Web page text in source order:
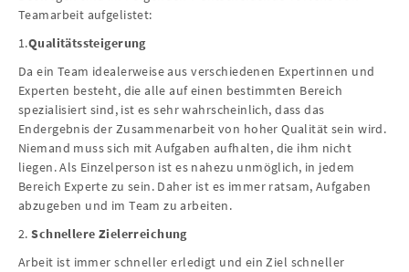
Teamarbeit aufgelistet:
1.Qualitätssteigerung
Da ein Team idealerweise aus verschiedenen Expertinnen und
Experten besteht, die alle auf einen bestimmten Bereich
spezialisiert sind, ist es sehr wahrscheinlich, dass das
Endergebnis der Zusammenarbeit von hoher Qualität sein wird.
Niemand muss sich mit Aufgaben aufhalten, die ihm nicht
liegen. Als Einzelperson ist es nahezu unmöglich, in jedem
Bereich Experte zu sein. Daher ist es immer ratsam, Aufgaben
abzugeben und im Team zu arbeiten.
2. Schnellere Zielerreichung
Arbeit ist immer schneller erledigt und ein Ziel schneller